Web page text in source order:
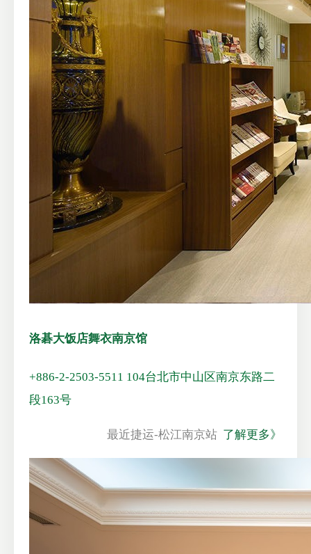
洛碁大饭店舞衣南京馆
+886-2-2503-5511 104台北市中山区南京东路二
段163号
最近捷运-松江南京站 了解更多》